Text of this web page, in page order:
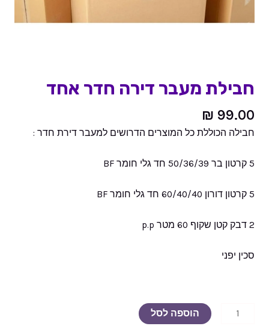
חבילת מעבר דירה חדר אחד
₪ 99.00
חבילה הכוללת כל המוצרים הדרושים למעבר דירת חדר :
5 קרטון בר 50/36/39 חד גלי חומר BF
5 קרטון דורון 60/40/40 חד גלי חומר BF
2 דבק קטן שקוף 60 מטר p.p‏
סכין יפני
הוספה לסל